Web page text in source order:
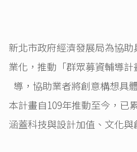
新北市政府經濟發展局為協
業化，推動「群眾募資輔導
導，協助業者將創意構想具
本計畫自109年推動至今，已
涵蓋科技與設計加值、文化